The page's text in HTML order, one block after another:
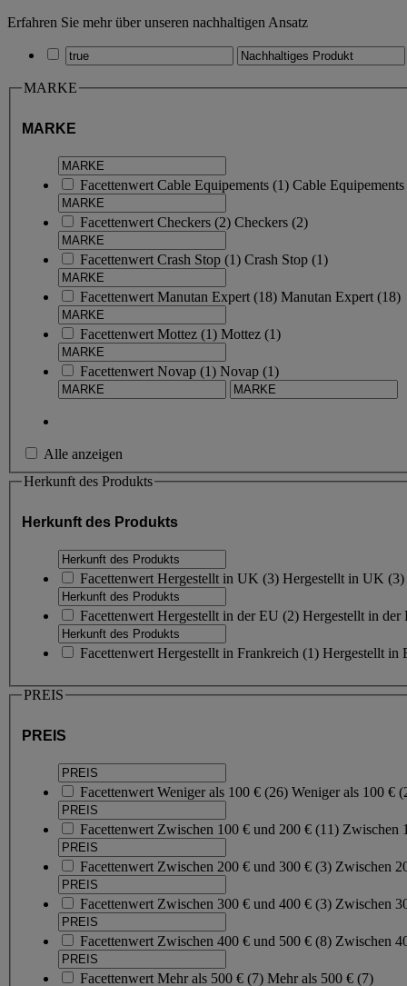
Erfahren Sie mehr über unseren nachhaltigen Ansatz
MARKE
MARKE
Facettenwert Cable Equipements (1) Cable Equipements
Facettenwert Checkers (2) Checkers (2)
Facettenwert Crash Stop (1) Crash Stop (1)
Facettenwert Manutan Expert (18) Manutan Expert (18)
Facettenwert Mottez (1) Mottez (1)
Facettenwert Novap (1) Novap (1)
Alle anzeigen
Herkunft des Produkts
Herkunft des Produkts
Facettenwert Hergestellt in UK (3) Hergestellt in UK (3)
Facettenwert Hergestellt in der EU (2) Hergestellt in der
Facettenwert Hergestellt in Frankreich (1) Hergestellt in
PREIS
PREIS
Facettenwert Weniger als 100 € (26) Weniger als 100 €
Facettenwert Zwischen 100 € und 200 € (11) Zwischen
Facettenwert Zwischen 200 € und 300 € (3) Zwischen
Facettenwert Zwischen 300 € und 400 € (3) Zwischen
Facettenwert Zwischen 400 € und 500 € (8) Zwischen
Facettenwert Mehr als 500 € (7) Mehr als 500 € (7)